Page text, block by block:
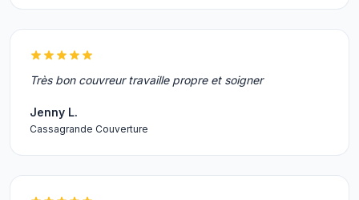
Très bon couvreur travaille propre et soigner
Jenny L.
Cassagrande Couverture